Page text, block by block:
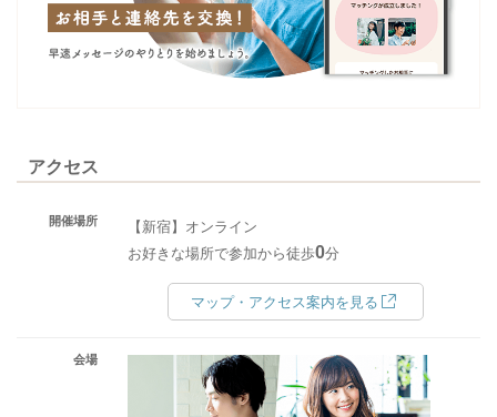
アクセス
開催場所
【新宿】オンライン
お好きな場所で参加から徒歩0分
マップ・アクセス案内を見る
会場